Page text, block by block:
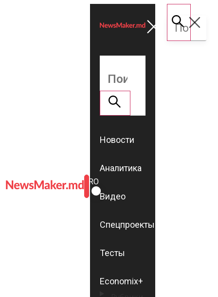
ROMÂNĂ
RU
Новости
Аналитика
Видео
Спецпроекты
Тесты
Economix+